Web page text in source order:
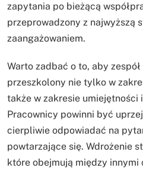
zapytania po bieżącą
przeprowadzony z najwyższą
zaangażowaniem.
Warto zadbać o to, aby
przeszkolony nie tylko w
także w zakresie umiejętności
Pracownicy powinni być
cierpliwie odpowiadać na
powtarzające się. Wdrożenie
które obejmują między innymi